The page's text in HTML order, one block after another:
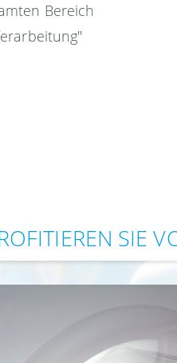
Bereich
SIE